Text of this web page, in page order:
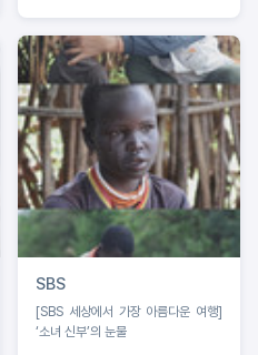
SBS
[SBS 세상에서 가장 아름다운 여행]
‘소녀 신부’의 눈물